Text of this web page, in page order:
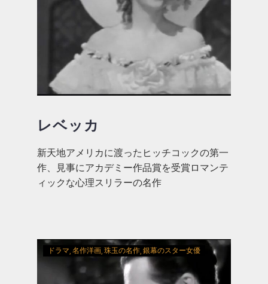
レベッカ
新天地アメリカに渡ったヒッチコックの第一
作、見事にアカデミー作品賞を受賞ロマンテ
ィックな心理スリラーの名作
ドラマ 名作洋画 珠玉の名作 銀幕のスター女優